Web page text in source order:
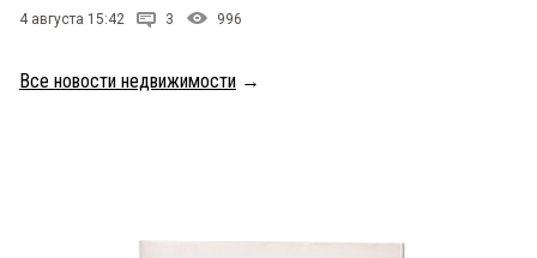
4 августа 15:42 3 996
Все новости недвижимости →